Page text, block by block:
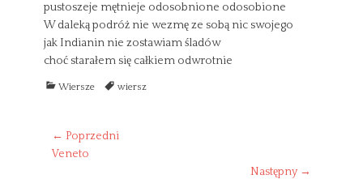
pustoszeje mętnieje odosobnione odosobione
W daleką podróż nie wezmę ze sobą nic swojego
jak Indianin nie zostawiam śladów
choć starałem się całkiem odwrotnie
C
Wiersze
T
s
wiersz
Nawigacja
wpisu
← Poprzedni
Previous
Veneto
Następny →